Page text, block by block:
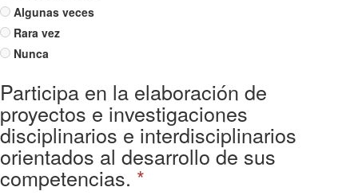
Algunas veces
Rara vez
Nunca
Participa en la elaboración de
proyectos e investigaciones
disciplinarios e interdisciplinarios
orientados al desarrollo de sus
competencias. *